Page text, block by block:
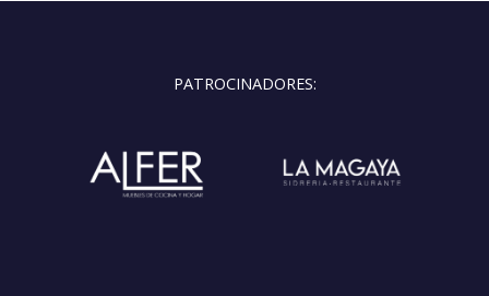
PATROCINADORES: